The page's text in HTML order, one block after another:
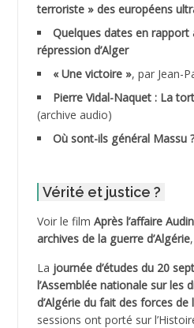
ADDALA Boualem*
ADDANE
ADDECHE Rachid
ADELIOUAT Vve AIT SAADA
ADJANI Khaled
ADJAOUT
ADNI Mohamed Akli
terroriste » des européens
Quelques dates en rapport
répression d’Alger
« Une victoire », par Jean-
Pierre Vidal-Naquet : La
(archive audio)
Où sont-ils général Massu
Vérité et justice ?
Voir le film Après l’affaire
archives de la guerre d’Algérie
La journée d’études du 20
l’Assemblée nationale sur les
d’Algérie du fait des forces de
sessions ont porté sur